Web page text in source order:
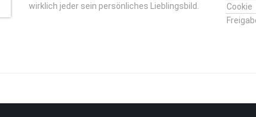
wirklich jeder sein persönliches Lieblingsbild.
Cookie